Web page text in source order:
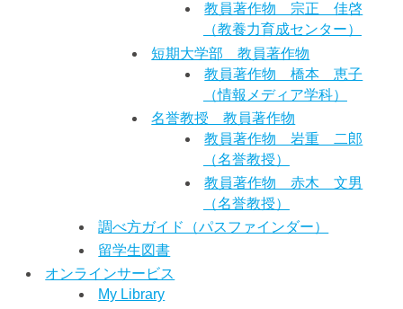
教員著作物 宗正 佳啓
（教養力育成センター）
短期大学部 教員著作物
教員著作物 橋本 恵子
（情報メディア学科）
名誉教授 教員著作物
教員著作物 岩重 二郎
（名誉教授）
教員著作物 赤木 文男
（名誉教授）
調べ方ガイド（パスファインダー）
留学生図書
オンラインサービス
My Library